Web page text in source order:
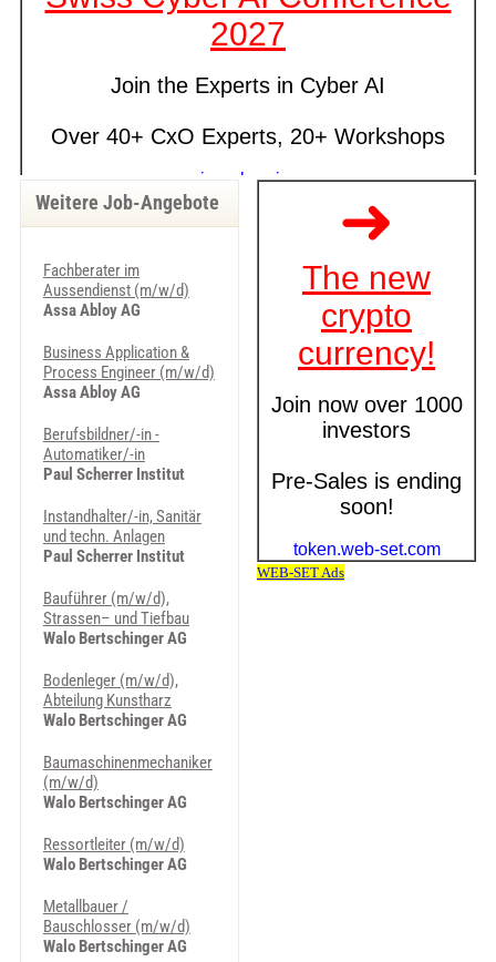
Weitere Job-Angebote
Fachberater im
Aussendienst (m/w/d)
Assa Abloy AG
Business Application &
Process Engineer (m/w/d)
Assa Abloy AG
Berufsbildner/-in -
Automatiker/-in
Paul Scherrer Institut
Instandhalter/-in, Sanitär
und techn. Anlagen
Paul Scherrer Institut
Bauführer (m/w/d),
Strassen– und Tiefbau
Walo Bertschinger AG
Bodenleger (m/w/d),
Abteilung Kunstharz
Walo Bertschinger AG
Baumaschinenmechaniker
(m/w/d)
Walo Bertschinger AG
Ressortleiter (m/w/d)
Walo Bertschinger AG
Metallbauer /
Bauschlosser (m/w/d)
Walo Bertschinger AG